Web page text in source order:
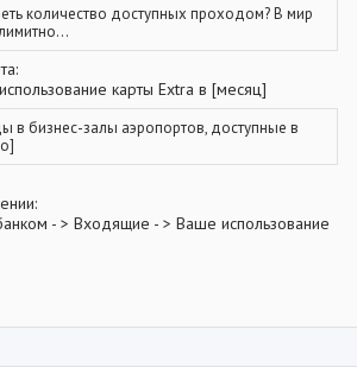
количество доступных проходом? В мир
карты Extra в [месяц]
в бизнес-залы аэропортов, доступные в
- > Входящие - > Ваше использование